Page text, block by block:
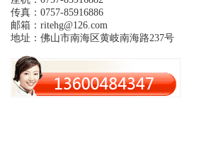
传真：0757-85916886
邮箱：ritehg@126.com
地址：佛山市南海区黄岐南海路237号